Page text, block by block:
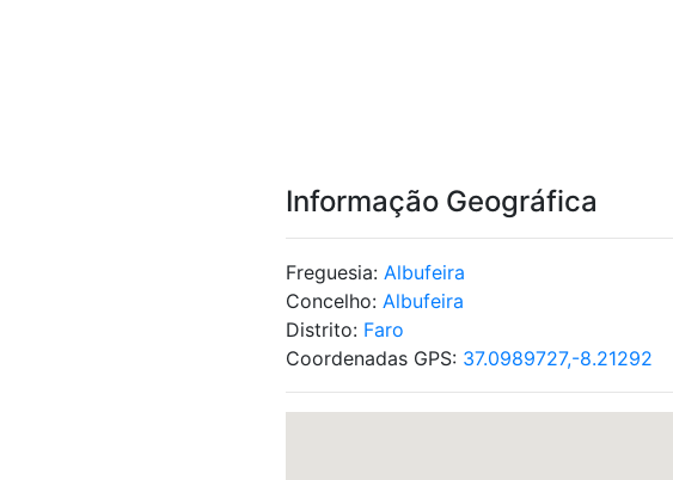
Informação Geográfica
Freguesia: Albufeira
Concelho: Albufeira
Distrito: Faro
Coordenadas GPS: 37.0989727,-8.21292